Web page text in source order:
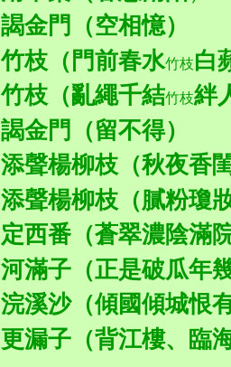
謁金門（空相憶）
竹枝（門前春水竹枝白
竹枝（亂繩千結竹枝絆
謁金門（留不得）
添聲楊柳枝（秋夜香
添聲楊柳枝（膩粉瓊
定西番（蒼翠濃陰滿
河滿子（正是破瓜年
浣溪沙（傾國傾城恨
更漏子（背江樓、臨